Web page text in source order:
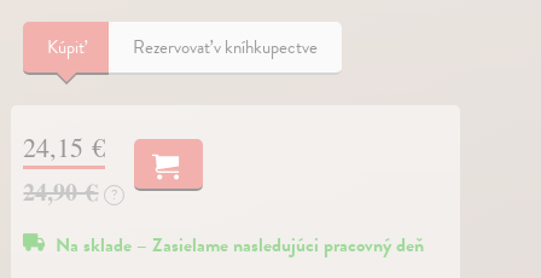
Kúpiť Rezervovať v kníhkupectve
24,15 €
24,90 €
?
Na sklade – Zasielame nasledujúci pracovný deň